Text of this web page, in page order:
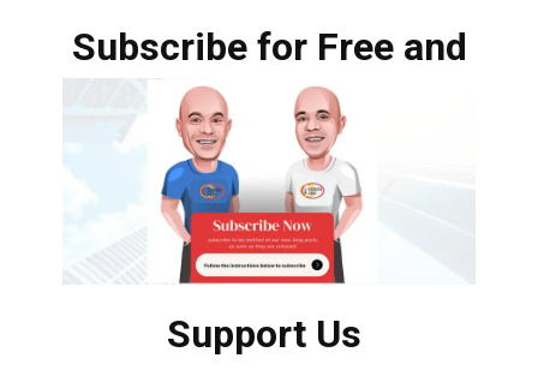
Subscribe for Free and
Support Us